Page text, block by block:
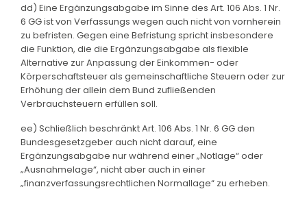
dd) Eine Ergänzungsabgabe im Sinne des Art. 106 Abs. 1 Nr.
6 GG ist von Verfassungs wegen auch nicht von vornherein
zu befristen. Gegen eine Befristung spricht insbesondere
die Funktion, die die Ergänzungsabgabe als flexible
Alternative zur Anpassung der Einkommen- oder
Körperschaftsteuer als gemeinschaftliche Steuern oder zur
Erhöhung der allein dem Bund zufließenden
Verbrauchsteuern erfüllen soll.
ee) Schließlich beschränkt Art. 106 Abs. 1 Nr. 6 GG den
Bundesgesetzgeber auch nicht darauf, eine
Ergänzungsabgabe nur während einer „Notlage“ oder
„Ausnahmelage“, nicht aber auch in einer
„finanzverfassungsrechtlichen Normallage“ zu erheben.